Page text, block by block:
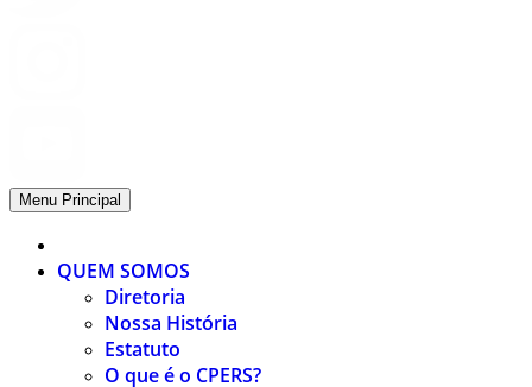
Menu Principal
QUEM SOMOS
Diretoria
Nossa História
Estatuto
O que é o CPERS?